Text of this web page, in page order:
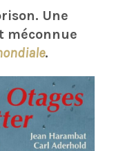
Une
méconnue
.